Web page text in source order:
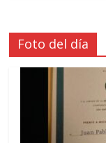
Foto del día